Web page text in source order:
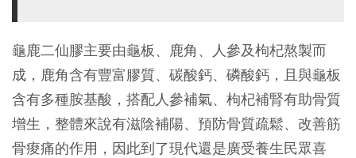
龜鹿二仙膠主要由龜板、鹿角、人參及枸杞熬製而
成，鹿角含有豐富膠質、碳酸鈣、磷酸鈣，且與龜板
含有多種胺基酸，搭配人參補氣、枸杞補腎有助骨質
增生，整體來說有滋陰補陽、預防骨質疏鬆、改善筋
骨痠痛的作用，因此到了現代還是廣受養生民眾喜